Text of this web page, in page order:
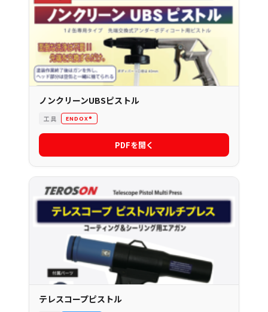
ノンクリーンUBSピストル
工具 ENDOX®
PDFを開く
テレスコープピストル